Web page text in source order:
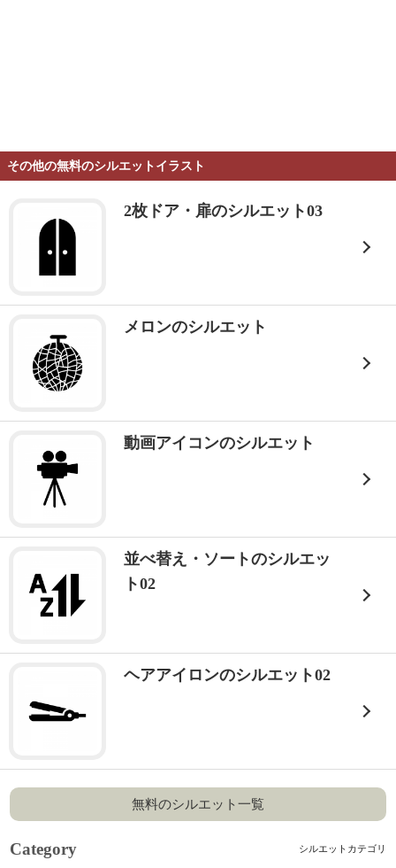
その他の無料のシルエットイラスト
2枚ドア・扉のシルエット03
メロンのシルエット
動画アイコンのシルエット
並べ替え・ソートのシルエッ
ト02
ヘアアイロンのシルエット02
無料のシルエット一覧
Category シルエットカテゴリ